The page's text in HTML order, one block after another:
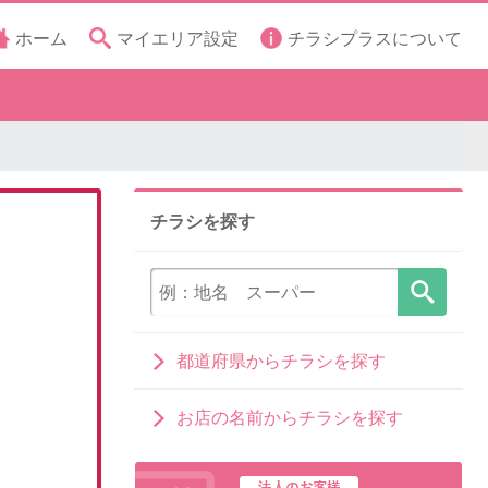
ホーム マイエリア設定 チラシプラスについて
チラシを探す
都道府県からチラシを探す
お店の名前からチラシを探す